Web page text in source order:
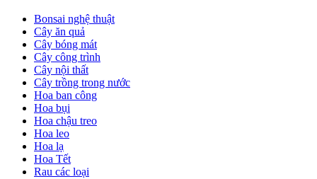
Bonsai nghệ thuật
Cây ăn quả
Cây bóng mát
Cây công trình
Cây nội thất
Cây trồng trong nước
Hoa ban công
Hoa bụi
Hoa chậu treo
Hoa leo
Hoa lạ
Hoa Tết
Rau các loại